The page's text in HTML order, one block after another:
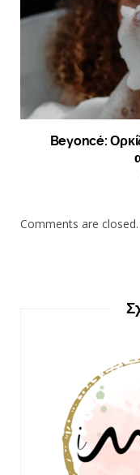
Beyoncé:
Comments are closed.